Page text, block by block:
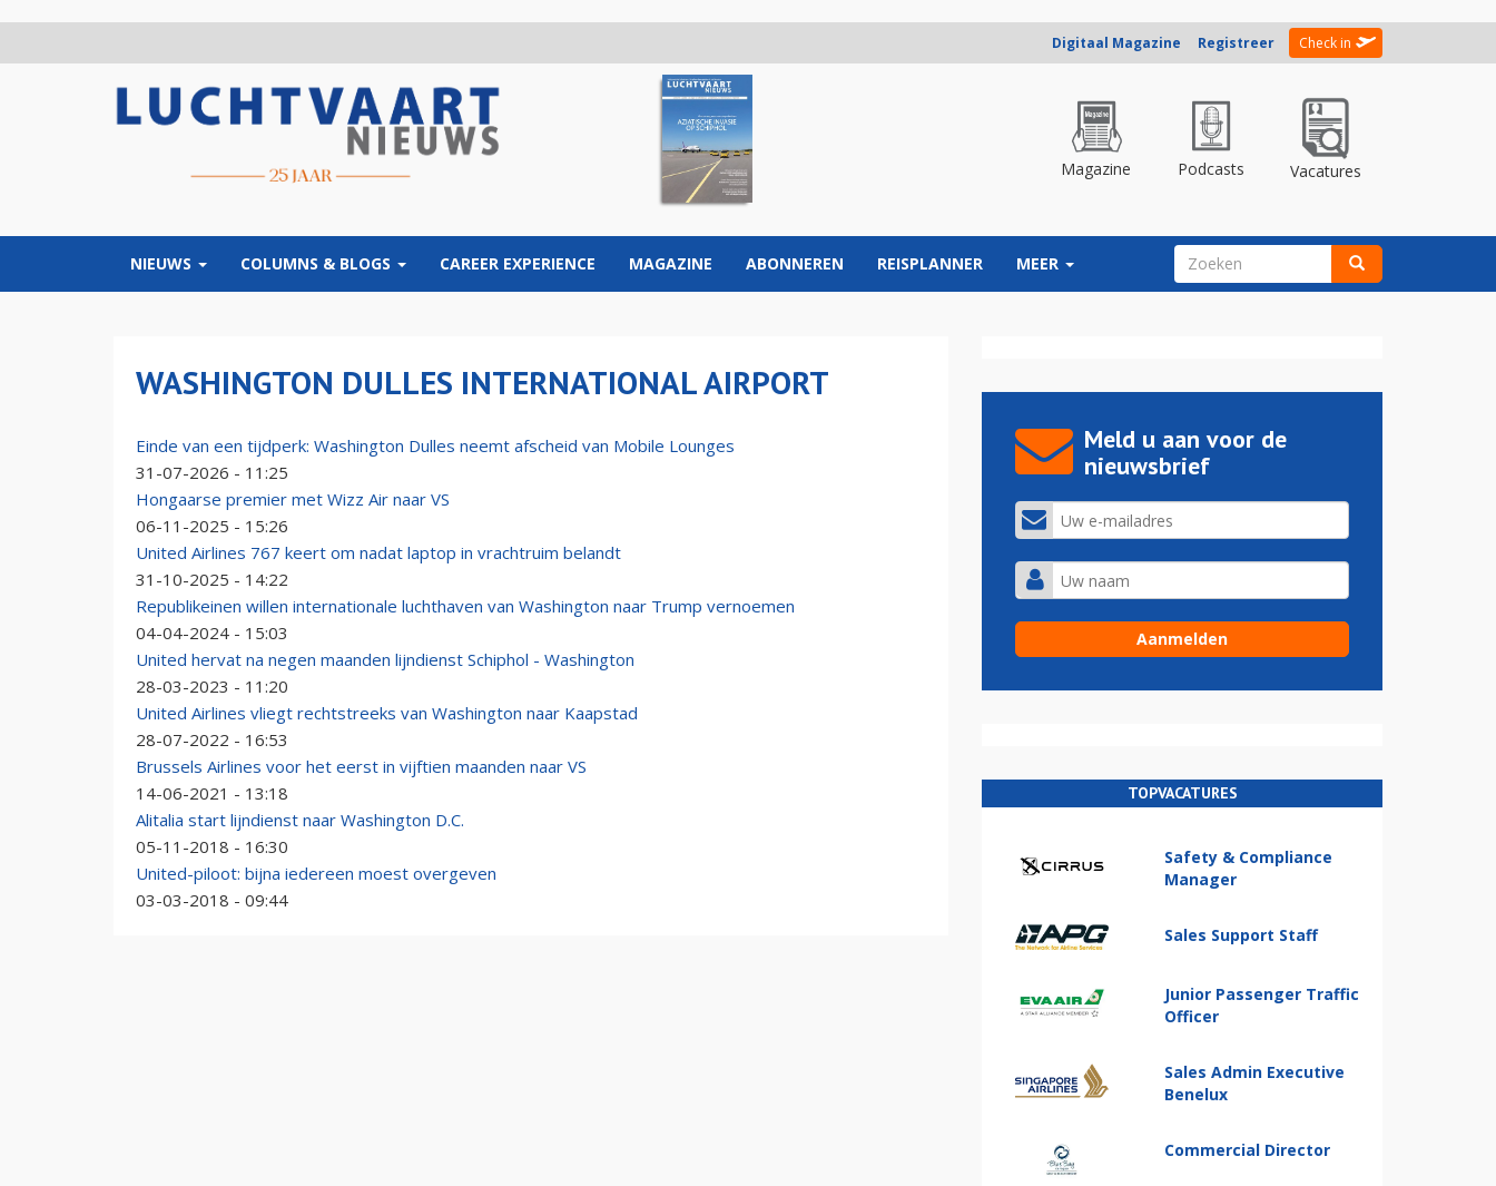
Digitaal Magazine Registreer Check in
Magazine Podcasts Vacatures
NIEUWS COLUMNS & BLOGS CAREER EXPERIENCE MAGAZINE ABONNEREN REISPLANNER MEER ZOEKVELD
WASHINGTON DULLES INTERNATIONAL AIRPORT
Einde van een tijdperk: Washington Dulles neemt afscheid van Mobile Lounges
31-07-2026 - 11:25
Hongaarse premier met Wizz Air naar VS
06-11-2025 - 15:26
United Airlines 767 keert om nadat laptop in vrachtruim belandt
31-10-2025 - 14:22
Republikeinen willen internationale luchthaven van Washington naar Trump vernoemen
04-04-2024 - 15:03
United hervat na negen maanden lijndienst Schiphol - Washington
28-03-2023 - 11:20
United Airlines vliegt rechtstreeks van Washington naar Kaapstad
28-07-2022 - 16:53
Brussels Airlines voor het eerst in vijftien maanden naar VS
14-06-2021 - 13:18
Alitalia start lijndienst naar Washington D.C.
05-11-2018 - 16:30
United-piloot: bijna iedereen moest overgeven
03-03-2018 - 09:44
Meld u aan voor de
nieuwsbrief
TOPVACATURES
Safety & Compliance
Manager
Sales Support Staff
Junior Passenger Traffic
Officer
Sales Admin Executive
Benelux
Commercial Director